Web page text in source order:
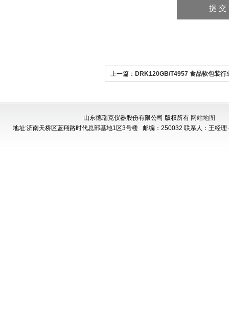
上一篇： DRK120GB/T4957 食品软包装行
山东德瑞克仪器股份有限公司 版权所有 网站地图
地址:济南天桥区蓝翔路时代总部基地1区3号楼 邮编：250032 联系人：王经